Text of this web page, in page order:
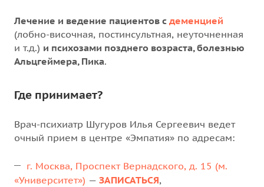
Лечение и ведение пациентов с деменцией
(лобно-височная, постинсультная, неуточненная
и т.д.) и психозами позднего возраста, болезнью
Альцгеймера, Пика.
Где принимает?
Врач-психиатр Шугуров Илья Сергеевич ведет
очный прием в центре «Эмпатия» по адресам:
г. Москва, Проспект Вернадского, д. 15 (м.
«Университет») — ЗАПИСАТЬСЯ,